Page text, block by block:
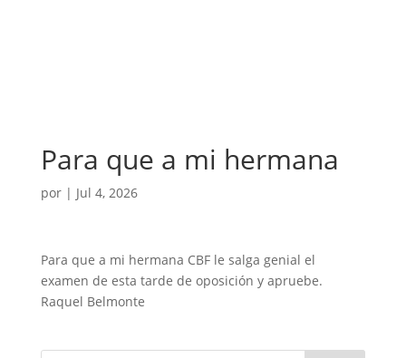
Para que a mi hermana
por | Jul 4, 2026
Para que a mi hermana CBF le salga genial el
examen de esta tarde de oposición y apruebe.
Raquel Belmonte